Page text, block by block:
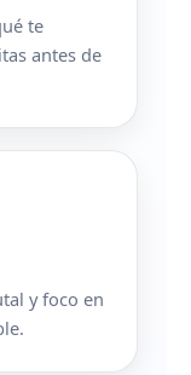
te
antes de
y foco en